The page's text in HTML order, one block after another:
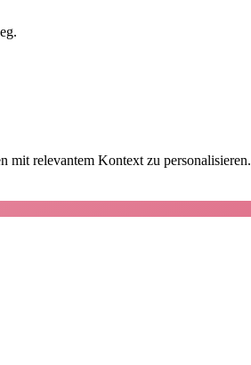
mit relevantem Kontext zu personalisieren.